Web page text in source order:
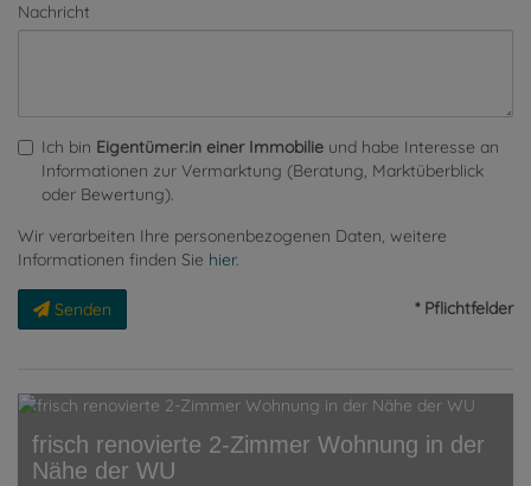
Nachricht
Ich bin Eigentümer:in einer Immobilie und habe Interesse an
Informationen zur Vermarktung (Beratung, Marktüberblick
oder Bewertung).
Wir verarbeiten Ihre personenbezogenen Daten, weitere
Informationen finden Sie hier.
Senden * Pflichtfelder
frisch renovierte 2-Zimmer Wohnung in der
Nähe der WU